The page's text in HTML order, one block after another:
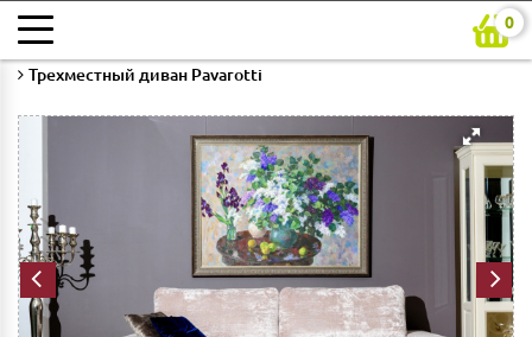
0
Главная
Мягкая мебель в гостиную
Трехместный диван Pavarotti